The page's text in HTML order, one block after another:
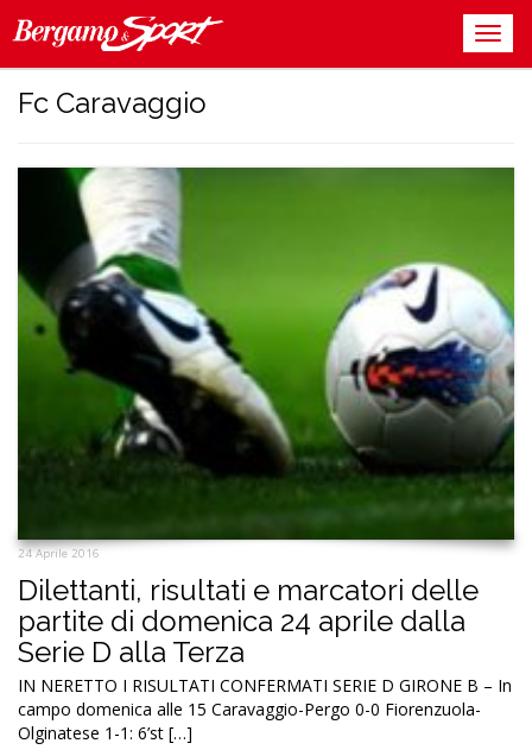
Fc Caravaggio
24 Aprile 2016
Dilettanti, risultati e marcatori delle
partite di domenica 24 aprile dalla
Serie D alla Terza
IN NERETTO I RISULTATI CONFERMATI SERIE D GIRONE B – In
campo domenica alle 15 Caravaggio-Pergo 0-0 Fiorenzuola-
Olginatese 1-1: 6’st […]